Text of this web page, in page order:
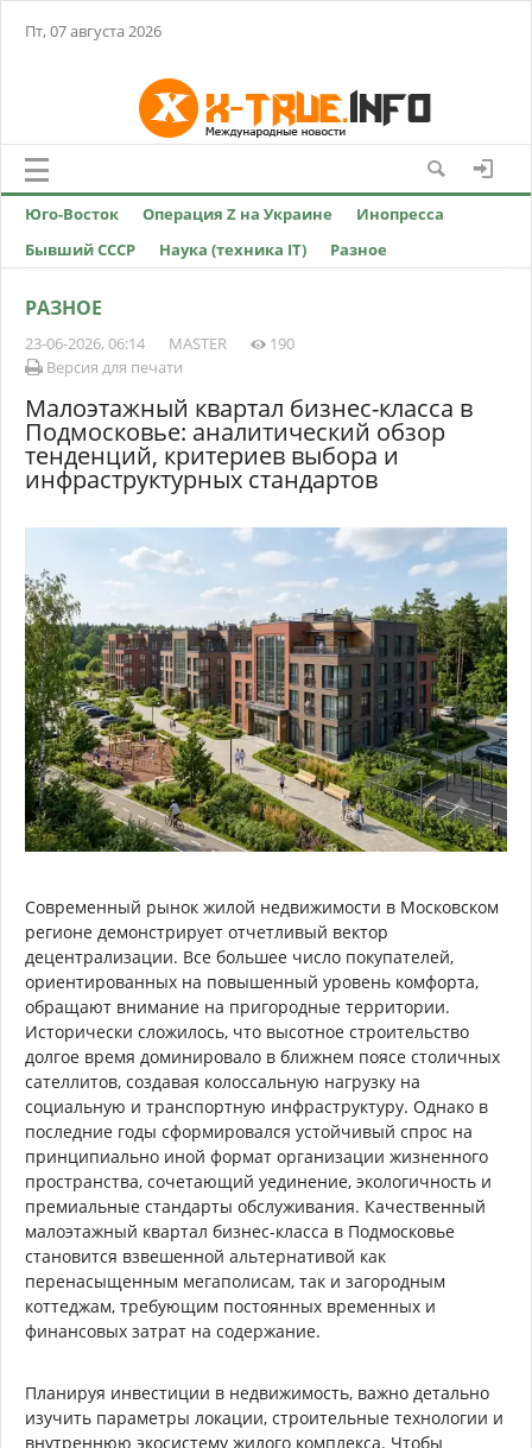
Пт, 07 августа 2026
Юго-Восток Операция Z на Украине
Инопресса
Бывший СССР
Наука (техника IT) Разное
РАЗНОЕ
23-06-2026, 06:14 MASTER
190
Версия для печати
Малоэтажный квартал бизнес-класса в
Подмосковье: аналитический обзор
тенденций, критериев выбора и
инфраструктурных стандартов
Современный рынок жилой недвижимости в Московском
регионе демонстрирует отчетливый вектор
децентрализации. Все большее число покупателей,
ориентированных на повышенный уровень комфорта,
обращают внимание на пригородные территории.
Исторически сложилось, что высотное строительство
долгое время доминировало в ближнем поясе столичных
сателлитов, создавая колоссальную нагрузку на
социальную и транспортную инфраструктуру. Однако в
последние годы сформировался устойчивый спрос на
принципиально иной формат организации жизненного
пространства, сочетающий уединение, экологичность и
премиальные стандарты обслуживания. Качественный
малоэтажный квартал бизнес-класса в Подмосковье
становится взвешенной альтернативой как
перенасыщенным мегаполисам, так и загородным
коттеджам, требующим постоянных временных и
финансовых затрат на содержание.
Планируя инвестиции в недвижимость, важно детально
изучить параметры локации, строительные технологии и
внутреннюю экосистему жилого комплекса. Чтобы